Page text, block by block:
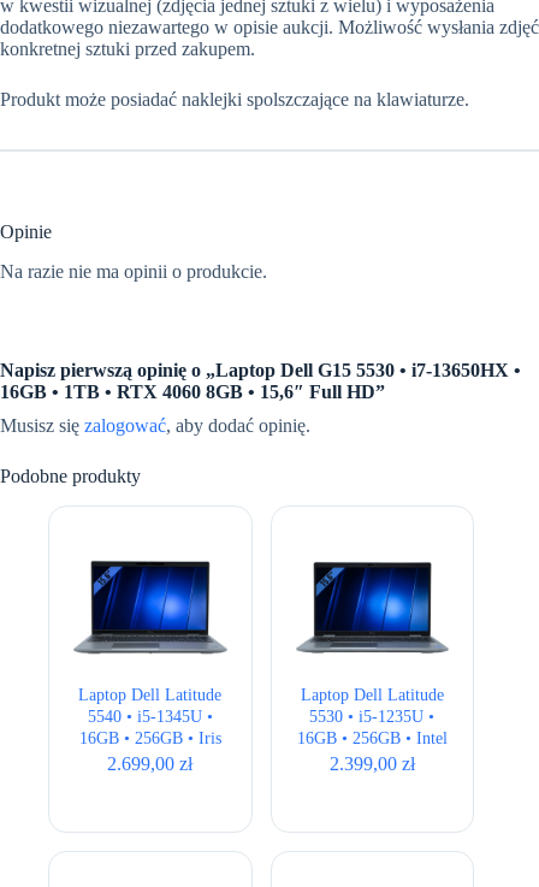
w kwestii wizualnej (zdjęcia jednej sztuki z wielu) i wyposażenia
dodatkowego niezawartego w opisie aukcji. Możliwość wysłania zdjęć
konkretnej sztuki przed zakupem.
Produkt może posiadać naklejki spolszczające na klawiaturze.
Opinie
Na razie nie ma opinii o produkcie.
Napisz pierwszą opinię o „Laptop Dell G15 5530 • i7-13650HX •
16GB • 1TB • RTX 4060 8GB • 15,6″ Full HD”
Musisz się zalogować, aby dodać opinię.
Podobne produkty
Laptop Dell Latitude
5540 • i5-1345U •
16GB • 256GB • Iris
Xe • 15,6″ Full HD •
2.699,00zł
Laptop Dell Latitude
5530 • i5-1235U •
16GB • 256GB • Intel
UHD • 15,6 ” Full
2.399,00 zł